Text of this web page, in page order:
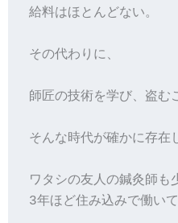
給料はほとんどない。
その代わりに、
師匠の技術を学び、盗む
そんな時代が確かに存在
ワタシの友人の鍼灸師も
3年ほど住み込みで働いて